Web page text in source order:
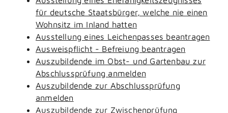
für deutsche Staatsbürger, welche nie einen
Wohnsitz im Inland hatten
Ausstellung eines Leichenpasses beantragen
Ausweispflicht - Befreiung beantragen
Auszubildende im Obst- und Gartenbau zur
Abschlussprüfung anmelden
Auszubildende zur Abschlussprüfung
anmelden
Auszubildende zur Zwischenprüfung